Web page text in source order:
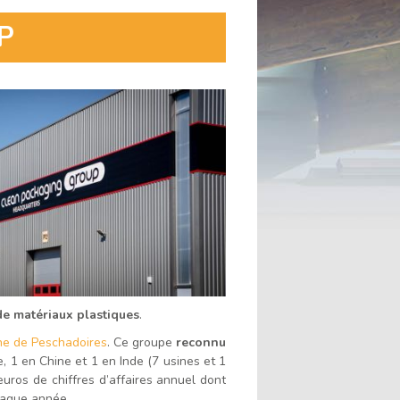
matériaux plastiques.
de Peschadoires. Ce groupe reconnu
1 en Chine et 1 en Inde (7 usines et 1
de chiffres d’affaires annuel dont